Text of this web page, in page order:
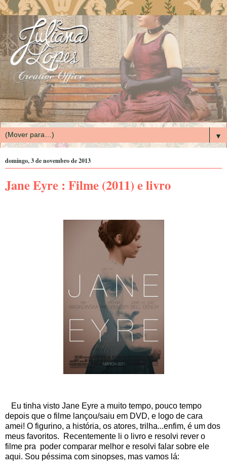
▼
domingo, 3 de novembro de 2013
Jane Eyre : Filme (2011) e livro
Eu tinha visto Jane Eyre a muito tempo, pouco tempo
depois que o filme lançou/saiu em DVD, e logo de cara
amei! O figurino, a história, os atores, trilha...enfim, é um dos
meus favoritos. Recentemente li o livro e resolvi rever o
filme pra poder comparar melhor e resolvi falar sobre ele
aqui. Sou péssima com sinopses, mas vamos lá: